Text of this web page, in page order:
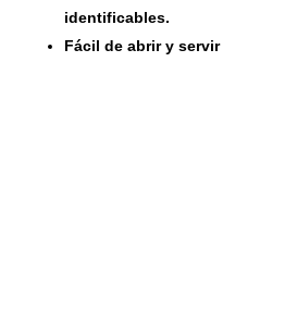
identificables.
Fácil de abrir y servir